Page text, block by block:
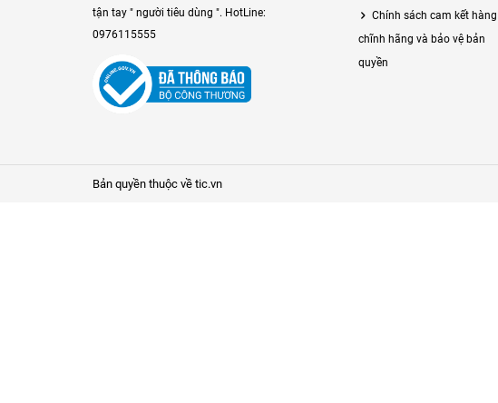
tận tay " người tiêu dùng ". HotLine:
0976115555
Chính sách cam kết hàng
chĩnh hãng và bảo vệ bản
quyền
Bản quyền thuộc về tic.vn